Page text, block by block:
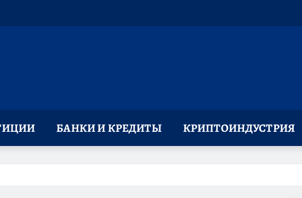
БАНКИ И КРЕДИТЫ КРИПТОИНДУСТРИЯ